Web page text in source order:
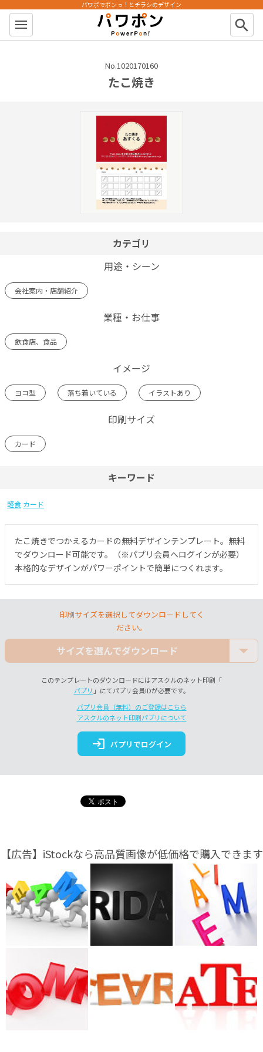
パワポン
パワポでポンっ！とチラシのデザイン
search
No.1020170160
たこ焼き
カテゴリ
用途・シーン
会社案内・店舗紹介
業種・お仕事
飲食店、食品
イメージ
ヨコ型 落ち着いている イラストあり
印刷サイズ
カード
キーワード
軽食 カード
たこ焼きでつかえるカードの無料デザインテンプレート。無料
でダウンロード可能です。（※パプリ会員へログインが必要）
本格的なデザインがパワーポイントで簡単につくれます。
印刷サイズを選択してダウンロードしてく
ださい。
サイズを選んでダウンロード
このテンプレートのダウンロードにはアスクルのネット印刷「
パプリ 」にてパプリ会員IDが必要です。
パプリ会員（無料）のご登録はこちら
アスクルのネット印刷パプリについて
login パプリでログイン
【広告】iStockなら高品質画像が低価格で購入できます